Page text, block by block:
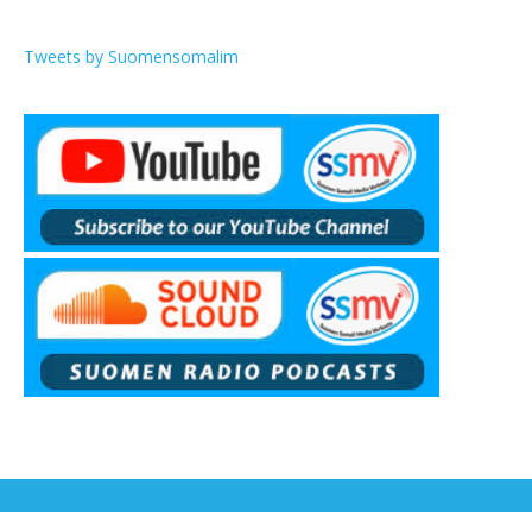
Tweets by Suomensomalim